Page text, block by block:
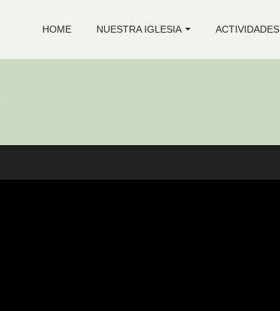
HOME NUESTRA IGLESIA ACTIVIDADES